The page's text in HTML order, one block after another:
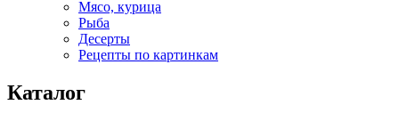
Мясо, курица
Рыба
Десерты
Рецепты по картинкам
Каталог